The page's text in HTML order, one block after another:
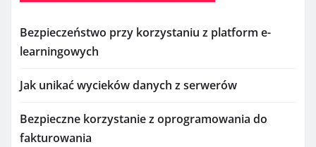
Bezpieczeństwo przy korzystaniu z platform e-
learningowych
Jak unikać wycieków danych z serwerów
Bezpieczne korzystanie z oprogramowania do
fakturowania